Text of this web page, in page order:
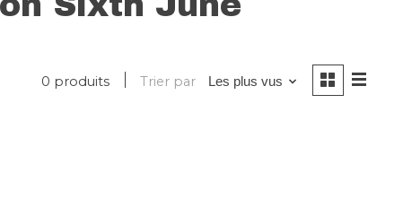
0 produits Trier par Les plus vus